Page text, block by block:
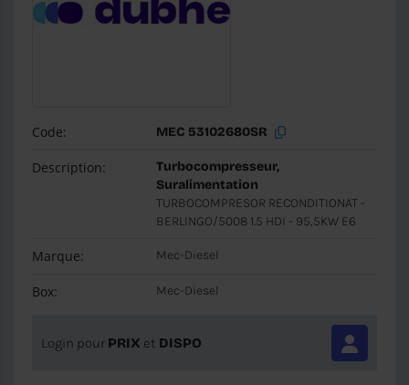
Code: MEC 53102680SR
Description:
Turbocompresseur,
Suralimentation
TURBOCOMPRESOR RECONDITIONAT -
BERLINGO/5008 1.5 HDI - 95,5KW E6
Marque: Mec-Diesel
Box: Mec-Diesel
Login pour PRIX et DISPO